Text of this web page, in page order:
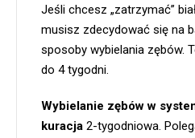
Jeśli chcesz „zatrzymać”
musisz zdecydować się na
sposoby wybielania zębów.
do 4 tygodni.
Wybielanie zębów w
kuracja 2-tygodniowa.